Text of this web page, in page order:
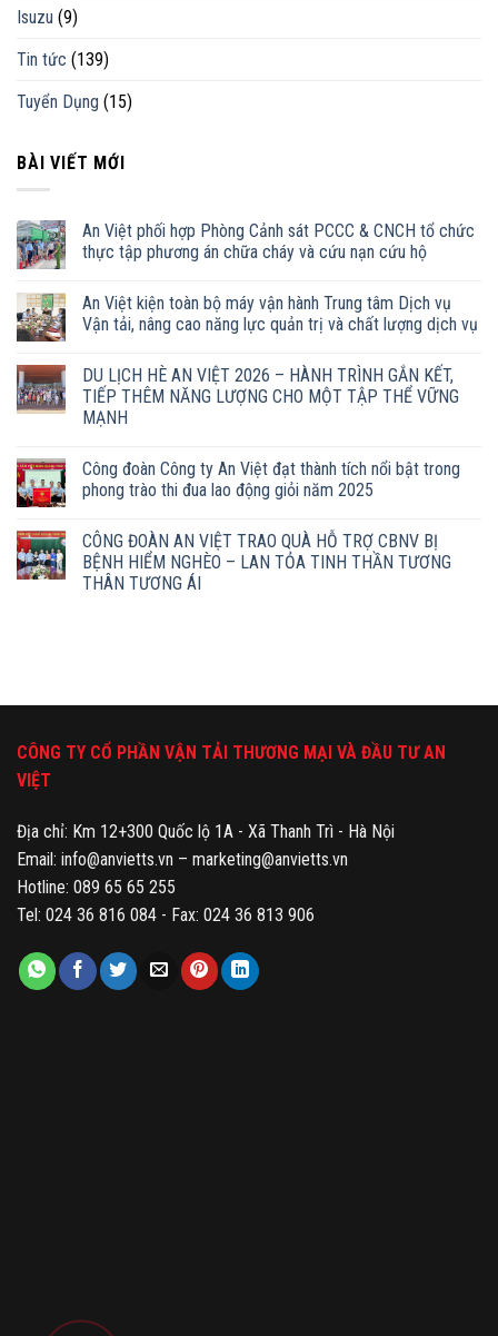
Isuzu (9)
Tin tức (139)
Tuyển Dụng (15)
BÀI VIẾT MỚI
An Việt phối hợp Phòng Cảnh sát PCCC & CNCH tổ chức
thực tập phương án chữa cháy và cứu nạn cứu hộ
An Việt kiện toàn bộ máy vận hành Trung tâm Dịch vụ
Vận tải, nâng cao năng lực quản trị và chất lượng dịch vụ
DU LỊCH HÈ AN VIỆT 2026 – HÀNH TRÌNH GẮN KẾT,
TIẾP THÊM NĂNG LƯỢNG CHO MỘT TẬP THỂ VỮNG
MẠNH
Công đoàn Công ty An Việt đạt thành tích nổi bật trong
phong trào thi đua lao động giỏi năm 2025
CÔNG ĐOÀN AN VIỆT TRAO QUÀ HỖ TRỢ CBNV BỊ
BỆNH HIỂM NGHÈO – LAN TỎA TINH THẦN TƯƠNG
THÂN TƯƠNG ÁI
CÔNG TY CỔ PHẦN VẬN TẢI THƯƠNG MẠI VÀ ĐẦU TƯ AN
VIỆT
Địa chỉ: Km 12+300 Quốc lộ 1A - Xã Thanh Trì - Hà Nội
Email: info@anvietts.vn – marketing@anvietts.vn
Hotline: 089 65 65 255
Tel: 024 36 816 084 - Fax: 024 36 813 906